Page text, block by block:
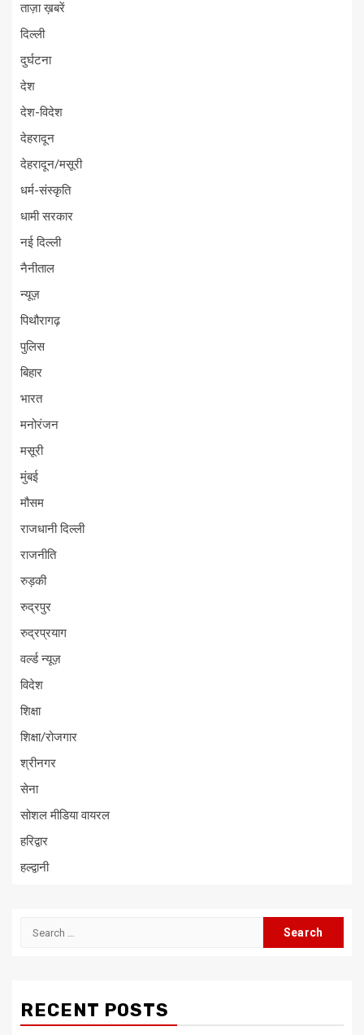
ताज़ा ख़बरें
दिल्ली
दुर्घटना
देश
देश-विदेश
देहरादून
देहरादून/मसूरी
धर्म-संस्कृति
धामी सरकार
नई दिल्ली
नैनीताल
न्यूज़
पिथौरागढ़
पुलिस
बिहार
भारत
मनोरंजन
मसूरी
मुंबई
मौसम
राजधानी दिल्ली
राजनीति
रुड़की
रुद्रपुर
रुद्रप्रयाग
वर्ल्ड न्यूज़
विदेश
शिक्षा
शिक्षा/रोजगार
श्रीनगर
सेना
सोशल मीडिया वायरल
हरिद्वार
हल्द्वानी
Search
RECENT POSTS